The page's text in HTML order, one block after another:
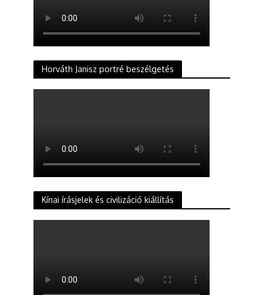
Horváth Janisz portré beszélgetés
Kínai írásjelek és civilizáció kiállítás